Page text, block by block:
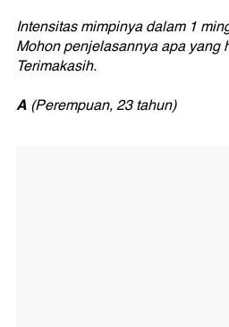
Intensitas mimpinya dalam 1
Mohon penjelasannya apa yang
Terimakasih.
A(Perempuan, 23 tahun)